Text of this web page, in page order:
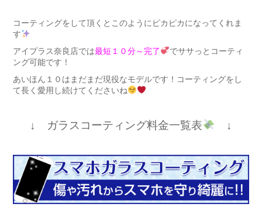
コーティングをして頂くとこのようにピカピカになってくれま
す
アイプラス奈良店では最短１０分～完了
でササっとコーティ
ング可能です！
あいほん１０はまだまだ現役なモデルです！コーティングをし
て長く愛用し続けてくださいね
↓ ガラスコーティング料金一覧表 ↓